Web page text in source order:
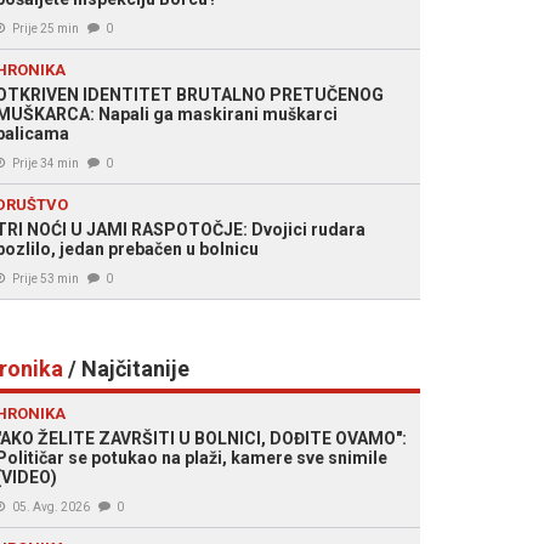
Prije 25 min 0
IDENTITET BRUTALNO PRETUČENOG
Napali ga maskirani muškarci
Prije 34 min 0
NOĆI U JAMI RASPOTOČJE: Dvojici rudara
jedan prebačen u bolnicu
Prije 53 min 0
/ Najčitanije
ŽELITE ZAVRŠITI U BOLNICI, DOĐITE OVAMO":
se potukao na plaži, kamere sve snimile
05. Avg. 2026 0